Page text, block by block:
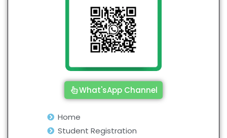
What'sApp Channel
Home
Student Registration